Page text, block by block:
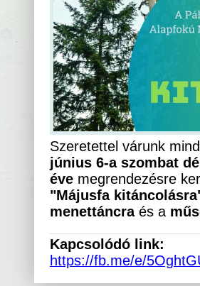
Szeretettel várunk
június 6-a szombat
éve megrendezésre
"Májusfa
menettáncraés a
Kapcsolódó link:
https://fb.me/e/